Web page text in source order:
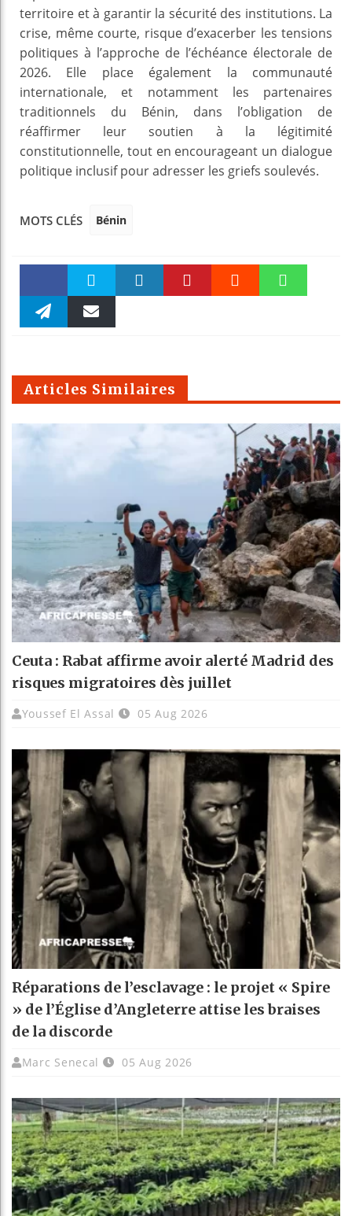
territoire et à garantir la sécurité des institutions. La
crise, même courte, risque d’exacerber les tensions
politiques à l’approche de l’échéance électorale de
2026. Elle place également la communauté
internationale, et notamment les partenaires
traditionnels du Bénin, dans l’obligation de
réaffirmer leur soutien à la légitimité
constitutionnelle, tout en encourageant un dialogue
politique inclusif pour adresser les griefs soulevés.
MOTS CLÉS Bénin
Faceboo Twitter
m
Articles Similaires
Ceuta : Rabat affirme avoir alerté Madrid des
risques migratoires dès juillet
Youssef El Assal 05 Aug 2026
Réparations de l’esclavage : le projet « Spire
» de l’Église d’Angleterre attise les braises
de la discorde
Marc Senecal 05 Aug 2026